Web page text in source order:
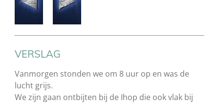
VERSLAG
Vanmorgen stonden we om 8 uur op en was de
lucht grijs.
We zijn gaan ontbijten bij de Ihop die ook vlak bij